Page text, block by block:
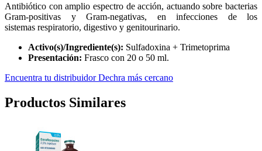
Antibiótico con amplio espectro de acción, actuando sobre bacterias
Gram-positivas y Gram-negativas, en infecciones de los
sistemas respiratorio, digestivo y genitourinario.
Activo(s)/Ingrediente(s): Sulfadoxina + Trimetoprima
Presentación: Frasco con 20 o 50 ml.
Encuentra tu distribuidor Dechra más cercano
Productos Similares